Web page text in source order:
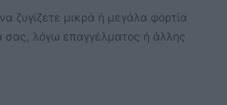
ζυγίζετε μικρά ή μεγάλα φορτία
σας, λόγω επαγγέλματος ή άλλης